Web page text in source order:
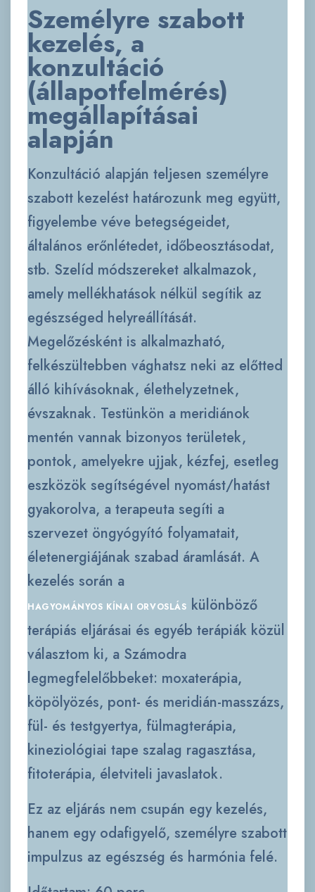
Személyre szabott
kezelés, a
konzultáció
(állapotfelmérés)
megállapításai
alapján
Konzultáció alapján teljesen személyre
szabott kezelést határozunk meg együtt,
figyelembe véve betegségeidet,
általános erőnlétedet, időbeosztásodat,
stb. Szelíd módszereket alkalmazok,
amely mellékhatások nélkül segítik az
egészséged helyreállítását.
Megelőzésként is alkalmazható,
felkészültebben vághatsz neki az előtted
álló kihívásoknak, élethelyzetnek,
évszaknak. Testünkön a meridiánok
mentén vannak bizonyos területek,
pontok, amelyekre ujjak, kézfej, esetleg
eszközök segítségével nyomást/hatást
gyakorolva, a terapeuta segíti a
szervezet öngyógyító folyamatait,
életenergiájának szabad áramlását. A
kezelés során a
HAGYOMÁNYOS KÍNAI ORVOSLÁS különböző
terápiás eljárásai és egyéb terápiák közül
választom ki, a Számodra
legmegfelelőbbeket: moxaterápia,
köpölyözés, pont- és meridián-masszázs,
fül- és testgyertya, fülmagterápia,
kineziológiai tape szalag ragasztása,
fitoterápia, életviteli javaslatok.
Ez az eljárás nem csupán egy kezelés,
hanem egy odafigyelő, személyre szabott
impulzus az egészség és harmónia felé.